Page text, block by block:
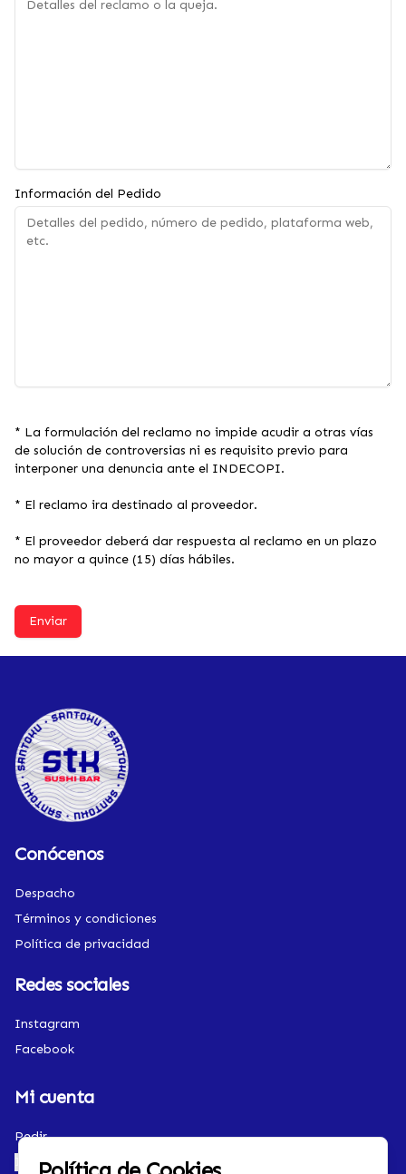
Información del Pedido
* La formulación del reclamo no impide acudir a otras vías
de solución de controversias ni es requisito previo para
interponer una denuncia ante el INDECOPI.
* El reclamo ira destinado al proveedor.
* El proveedor deberá dar respuesta al reclamo en un plazo
no mayor a quince (15) días hábiles.
Enviar
Conócenos
Despacho
Términos y condiciones
Política de privacidad
Redes sociales
Instagram
Facebook
Mi cuenta
Pedir
Iniciar sesión